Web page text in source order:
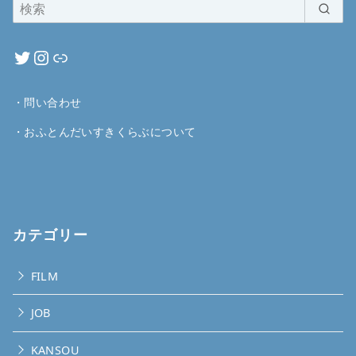
・ 問い合わせ
・ おふとんだいすきくらぶについて
カテゴリー
FILM
JOB
KANSOU